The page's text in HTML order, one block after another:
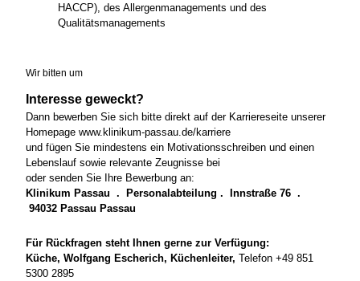
HACCP), des Allergenmanagements und des
Qualitätsmanagements
Wir bitten um
Interesse geweckt?
Dann bewerben Sie sich bitte direkt auf der Karriereseite unserer
Homepage www.klinikum-passau.de/karriere
und fügen Sie mindestens ein Motivationsschreiben und einen
Lebenslauf sowie relevante Zeugnisse bei
oder senden Sie Ihre Bewerbung an:
Klinikum Passau . Personalabteilung . Innstraße 76 .
94032 Passau Passau
Für Rückfragen steht Ihnen gerne zur Verfügung:
Küche, Wolfgang Escherich, Küchenleiter, Telefon +49 851
5300 2895